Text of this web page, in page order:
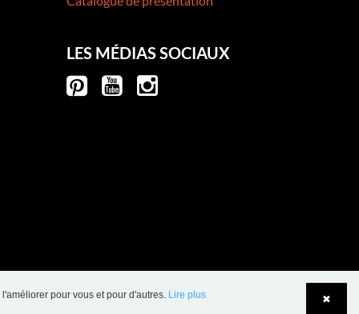
LES MÉDIAS SOCIAUX
✖
pour vous et pour d'autres. Lire plus